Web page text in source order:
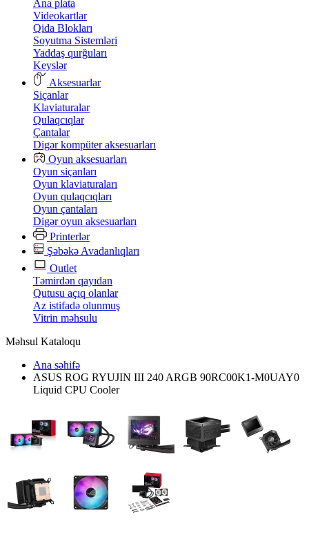
Ana plata
Videokartlar
Qida Blokları
Soyutma Sistemləri
Yaddaş qurğuları
Keyslər
Aksesuarlar
Siçanlar
Klaviaturalar
Qulaqcıqlar
Çantalar
Digər kompüter aksesuarları
Oyun aksesuarları
Oyun siçanları
Oyun klaviaturaları
Oyun qulaqcıqları
Oyun çantaları
Digər oyun aksesuarları
Printerlər
Şəbəkə Avadanlıqları
Outlet
Təmirdən qayıdan
Qutusu açıq olanlar
Az istifadə olunmuş
Vitrin məhsulu
Məhsul Kataloqu
Ana səhifə
ASUS ROG RYUJIN III 240 ARGB 90RC00K1-M0UAY0
Liquid CPU Cooler